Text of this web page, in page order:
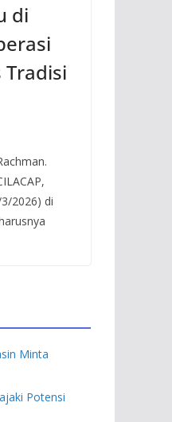
di
Tradisi
2026) di
Minta
Potensi